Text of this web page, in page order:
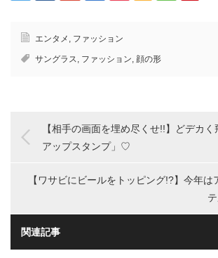
エンタメ , ファッション
サングラス, ファッション, 顔の形
【相手の画面を埋め尽くせ!!】どデカ
アップスタンプ」♡
【ワサビにビールをトッピング!?】今年は
関連記事